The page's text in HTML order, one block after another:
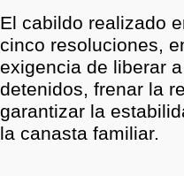
El cabildo realizado
cinco resoluciones,
exigencia de liberar
detenidos, frenar la
garantizar la
la canasta familiar.